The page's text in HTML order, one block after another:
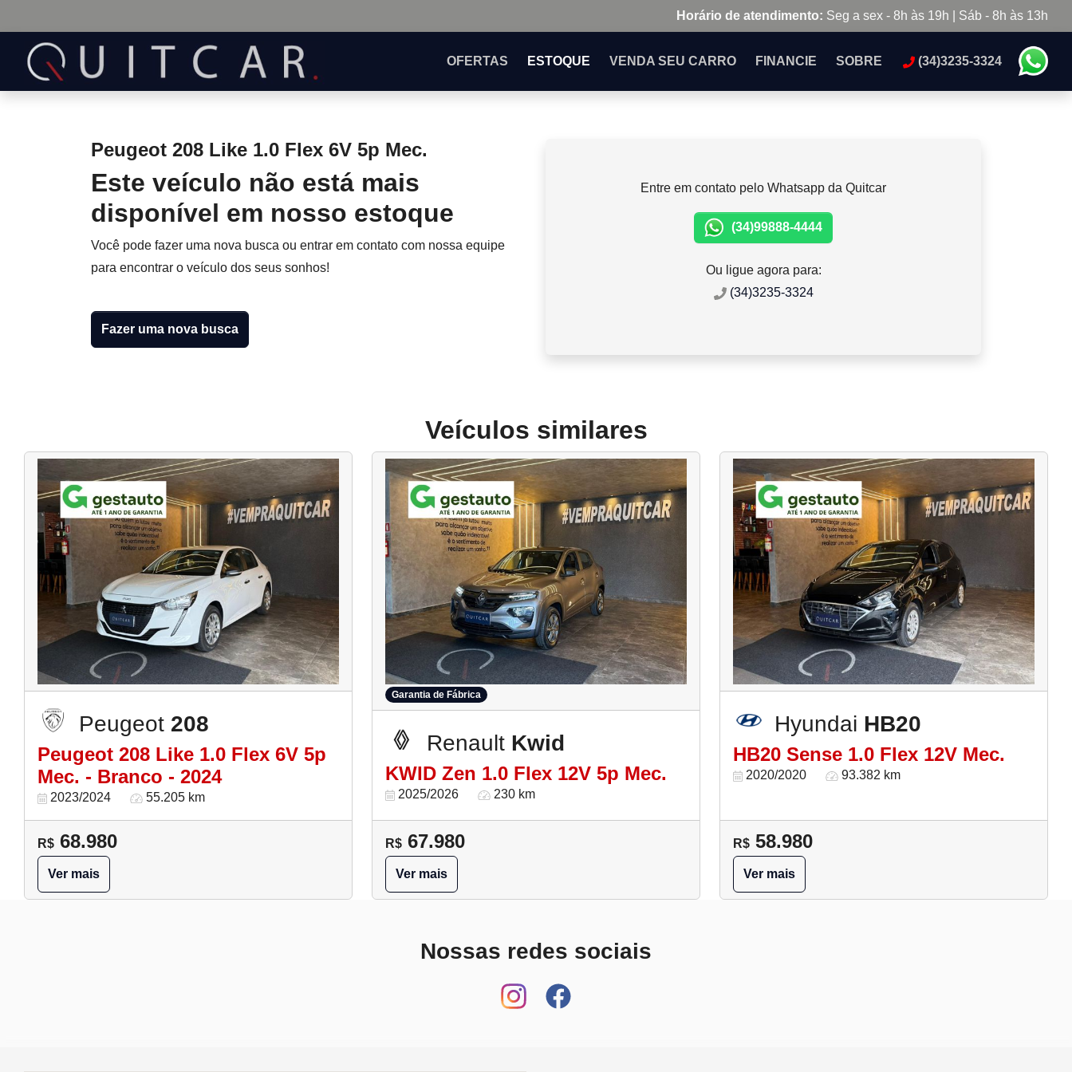
Horário de atendimento: Seg a sex - 8h às 19h | Sáb - 8h às 13h
OFERTAS ESTOQUE VENDA SEU CARRO FINANCIE SOBRE (34)3235-3324
Peugeot 208 Like 1.0 Flex 6V 5p Mec.
Este veículo não está mais
disponível em nosso estoque
Você pode fazer uma nova busca ou entrar em contato com nossa equipe
para encontrar o veículo dos seus sonhos!
Fazer uma nova busca
Entre em contato pelo Whatsapp da Quitcar
(34)99888-4444
Ou ligue agora para:
(34)3235-3324
Veículos similares
Peugeot 208
Peugeot 208 Like 1.0 Flex 6V 5p
Mec. - Branco - 2024
2023/2024 55.205 km
R$ 68.980
Ver mais
Garantia de Fábrica
Renault Kwid
KWID Zen 1.0 Flex 12V 5p Mec.
2025/2026 230 km
R$ 67.980
Ver mais
Hyundai HB20
HB20 Sense 1.0 Flex 12V Mec.
2020/2020 93.382 km
R$ 58.980
Ver mais
Nossas redes sociais